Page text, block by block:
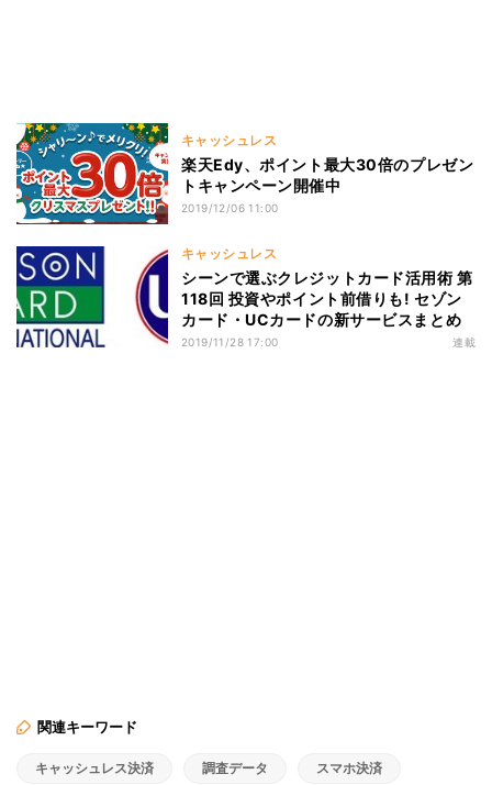
キャッシュレス
楽天Edy、ポイント最大30倍のプレゼン
トキャンペーン開催中
2019/12/06 11:00
キャッシュレス
シーンで選ぶクレジットカード活用術 第
118回 投資やポイント前借りも! セゾン
カード・UCカードの新サービスまとめ
2019/11/28 17:00 連載
関連キーワード
キャッシュレス決済 調査データ スマホ決済